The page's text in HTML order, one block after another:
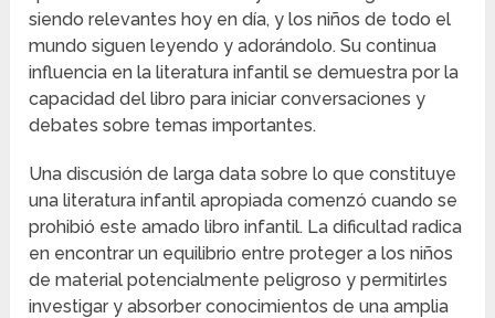
siendo relevantes hoy en día, y los niños de todo el
mundo siguen leyendo y adorándolo. Su continua
influencia en la literatura infantil se demuestra por la
capacidad del libro para iniciar conversaciones y
debates sobre temas importantes.
Una discusión de larga data sobre lo que constituye
una literatura infantil apropiada comenzó cuando se
prohibió este amado libro infantil. La dificultad radica
en encontrar un equilibrio entre proteger a los niños
de material potencialmente peligroso y permitirles
investigar y absorber conocimientos de una amplia